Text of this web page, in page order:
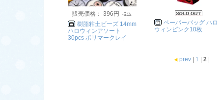
販売価格： 396円
樹脂粘土ビーズ 14mm
ハロウィンアソート
30pcs ポリマークレイ
ペーパーバッグ ハロ
ウィンピンク10枚
prev 1 2